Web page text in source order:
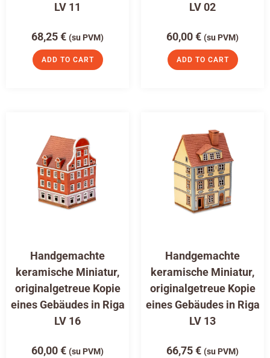
LV 11
68,25€ (su PVM)
ADD TO CART
LV 02
60,00€ (su PVM)
ADD TO CART
Handgemachte
keramische Miniatur,
originalgetreue Kopie
eines Gebäudes in Riga
LV 16
60,00€ (su PVM)
Handgemachte
keramische Miniatur,
originalgetreue Kopie
eines Gebäudes in Riga
LV 13
66,75€ (su PVM)